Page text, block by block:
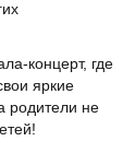
где
яркие
родители не